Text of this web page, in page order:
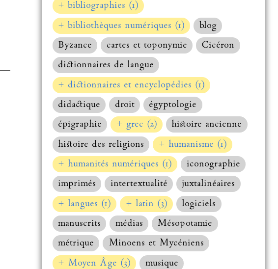
+ bibliographies (1)
+ bibliothèques numériques (1)
blog
Byzance
cartes et toponymie
Cicéron
dictionnaires de langue
+ dictionnaires et encyclopédies (1)
didactique
droit
égyptologie
épigraphie
+ grec (2)
histoire ancienne
histoire des religions
+ humanisme (1)
+ humanités numériques (1)
iconographie
imprimés
intertextualité
juxtalinéaires
+ langues (1)
+ latin (3)
logiciels
manuscrits
médias
Mésopotamie
métrique
Minoens et Mycéniens
+ Moyen Âge (3)
musique